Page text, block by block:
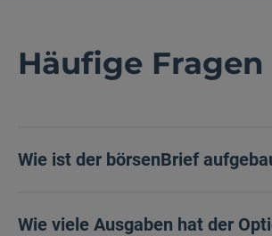
Häufige Fragen
Wie ist der börsenBrief
Wie viele Ausgaben hat der